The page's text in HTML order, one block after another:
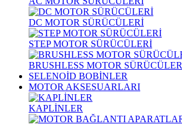
DC MOTOR SÜRÜCÜLERİ
STEP MOTOR SÜRÜCÜLERİ
BRUSHLESS MOTOR SÜRÜCÜLER
SELENOİD BOBİNLER
MOTOR AKSESUARLARI
KAPLİNLER